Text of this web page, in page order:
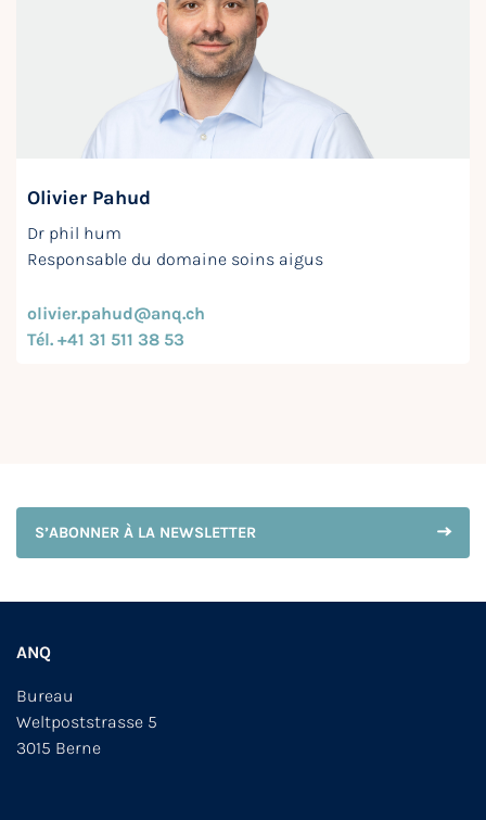
Olivier Pahud
Dr phil hum
Responsable du domaine soins aigus
olivier.pahud@anq.ch
Tél. +41 31 511 38 53
S’ABONNER À LA NEWSLETTER
ANQ
Bureau
Weltpoststrasse 5
3015 Berne